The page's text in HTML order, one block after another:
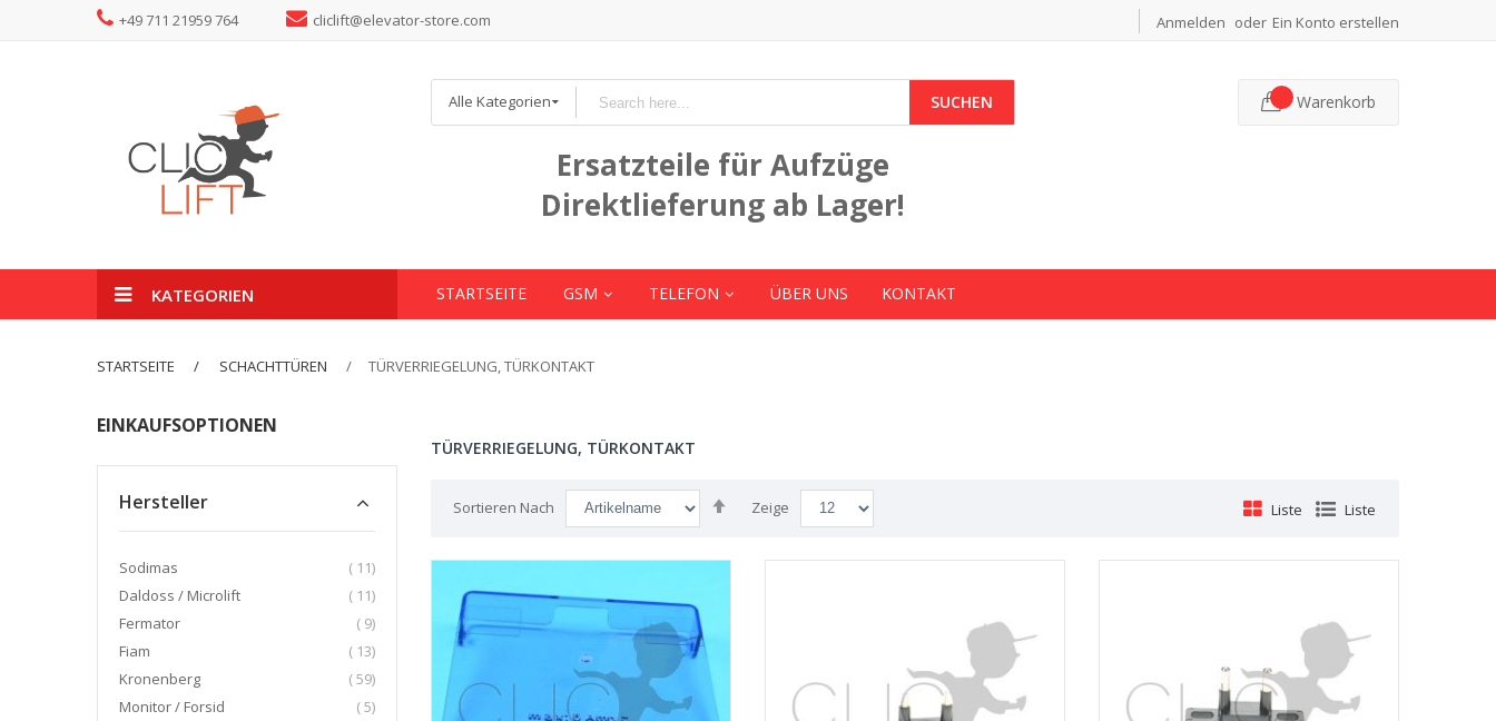
+49 711 21959 764 cliclift@elevator-store.com Anmelden Ein Konto erstellen
Alle Kategorien SUCHEN
Ersatzteile für Aufzüge
Direktlieferung ab Lager!
Warenkorb
KATEGORIEN STARTSEITE GSM TELEFON ÜBER UNS KONTAKT
STARTSEITE SCHACHTTÜREN TÜRVERRIEGELUNG, TÜRKONTAKT
TÜRVERRIEGELUNG, TÜRKONTAKT
Sortieren Nach
Absteigend
sortieren
Zeige Liste Liste
EINKAUFSOPTIONEN
Hersteller
Sodimas 11Artikel
Daldoss / Microlift
11Artikel
Fermator
9Artikel
Fiam
13Artikel
Kronenberg
59Artikel
Monitor / Forsid
5Artikel